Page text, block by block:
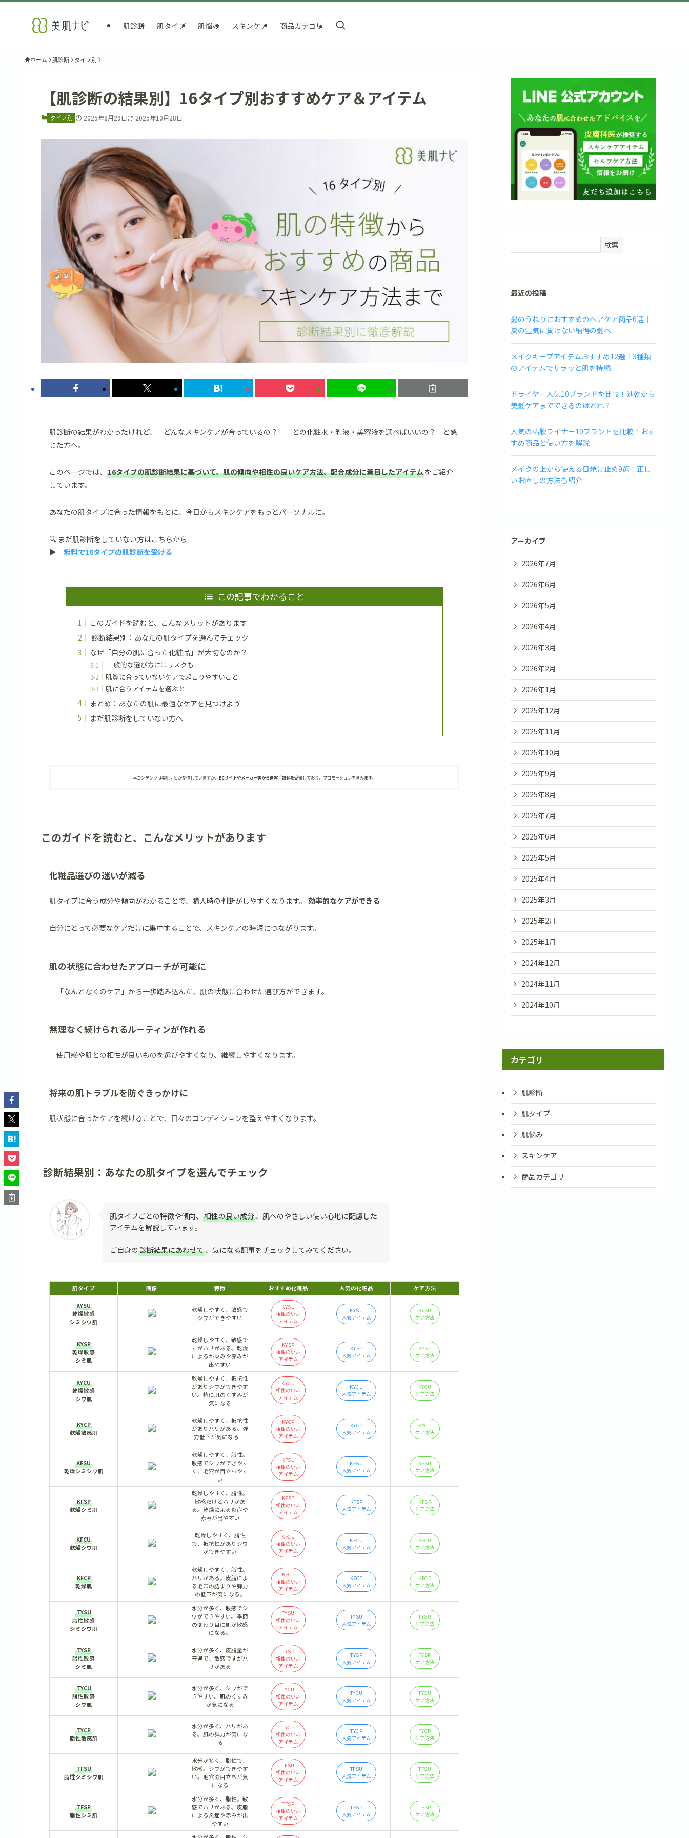
肌診断 肌タイプ 肌悩み スキンケア 商品カテゴリ
ホーム 肌診断 タイプ別
【肌診断の結果別】16タイプ別おすすめケア＆アイテム
タイプ別 2025年8月29日 2025年10月28日
肌診断の結果がわかったけれど、「どんなスキンケアが合っているの？」「どの化粧水・乳液・美容液を選べばいいの？」と感
じた方へ。
このページでは、 16タイプの肌診断結果に基づいて、肌の傾向や相性の良いケア方法、配合成分に着目したアイテムをご紹介
しています。
あなたの肌タイプに合った情報をもとに、今日からスキンケアをもっとパーソナルに。
🔍 まだ肌診断をしていない方はこちらから
▶︎［無料で16タイプの肌診断を受ける］
この記事でわかること
このガイドを読むと、こんなメリットがあります
診断結果別：あなたの肌タイプを選んでチェック
なぜ「自分の肌に合った化粧品」が大切なのか？
一般的な選び方にはリスクも
肌質に合っていないケアで起こりやすいこと
肌に合うアイテムを選ぶと…
まとめ：あなたの肌に最適なケアを見つけよう
まだ肌診断をしていない方へ
本コンテンツは美肌ナビが制作していますが、 ECサイトやメーカー等から送客手数料を受領しており、プロモーションを含みます。
このガイドを読むと、こんなメリットがあります
化粧品選びの迷いが減る
肌タイプに合う成分や傾向がわかることで、購入時の判断がしやすくなります。 効率的なケアができる
自分にとって必要なケアだけに集中することで、スキンケアの時短につながります。
肌の状態に合わせたアプローチが可能に
「なんとなくのケア」から一歩踏み込んだ、肌の状態に合わせた選び方ができます。
無理なく続けられるルーティンが作れる
使用感や肌との相性が良いものを選びやすくなり、継続しやすくなります。
将来の肌トラブルを防ぐきっかけに
肌状態に合ったケアを続けることで、日々のコンディションを整えやすくなります。
診断結果別：あなたの肌タイプを選んでチェック
肌タイプごとの特徴や傾向、 相性の良い成分、肌へのやさしい使い心地に配慮した
アイテムを解説しています。
ご自身の 診断結果にあわせて、気になる記事をチェックしてみてください。
肌タイプ 画像 特徴 おすすめ化粧品 人気の化粧品 ケア方法
KYSU
乾燥敏感
シミシワ肌
乾燥しやすく、敏感で
シワができやすい
KYSU
相性のいい
アイテム
KYSU
人気アイテム
KYSU
ケア方法
KYSP
乾燥敏感
シミ肌
乾燥しやすく、敏感で
すがハリがある。乾燥
によるかゆみや赤みが
出やすい
KYSP
相性のいい
アイテム
KYSP
人気アイテム
KYSP
ケア方法
KYCU
乾燥敏感
シワ肌
乾燥しやすく、抵抗性
がありシワができやす
い。特に肌のくすみが
気になる
KYCU
相性のいい
アイテム
KYCU
人気アイテム
KYCU
ケア方法
KYCP
乾燥敏感肌
乾燥しやすく、抵抗性
がありハリがある。弾
力低下が気になる
KYCP
相性のいい
アイテム
KYCP
人気アイテム
KYCP
ケア方法
KFSU
乾燥シミシワ肌
乾燥しやすく、脂性。
敏感でシワができやす
く、毛穴が目立ちやす
い
KFSU
相性のいい
アイテム
KFSU
人気アイテム
KFSU
ケア方法
KFSP
乾燥シミ肌
乾燥しやすく、脂性。
敏感だけどハリがあ
る。乾燥による炎症や
赤みが出やすい
KFSP
相性のいい
アイテム
KFSP
人気アイテム
KFSP
ケア方法
KFCU
乾燥シワ肌
乾燥しやすく、脂性
で、抵抗性がありシワ
ができやすい
KFCU
相性のいい
アイテム
KFCU
人気アイテム
KFCU
ケア方法
KFCP
乾燥肌
乾燥しやすく、脂性。
ハリがある。皮脂によ
る毛穴の詰まりや弾力
の低下が気になる。
KFCP
相性のいい
アイテム
KFCP
人気アイテム
KFCP
ケア方法
TYSU
脂性敏感
シミシワ肌
水分が多く、敏感でシ
ワができやすい。季節
の変わり目に肌が敏感
になる。
TYSU
相性のいい
アイテム
TYSU
人気アイテム
TYSU
ケア方法
TYSP
脂性敏感
シミ肌
水分が多く、皮脂量が
普通で、敏感ですがハ
リがある
TYSP
相性のいい
アイテム
TYSP
人気アイテム
TYSP
ケア方法
TYCU
脂性敏感
シワ肌
水分が多く、シワがで
きやすい。肌のくすみ
が気になる
TYCU
相性のいい
アイテム
TYCU
人気アイテム
TYCU
ケア方法
TYCP
脂性敏感肌
水分が多く、ハリがあ
る。肌の弾力が気にな
る
TYCP
相性のいい
アイテム
TYCP
人気アイテム
TYCP
ケア方法
TFSU
脂性シミシワ肌
水分が多く、脂性で、
敏感。シワができやす
い。毛穴の目立ちが気
になる
TFSU
相性のいい
アイテム
TFSU
人気アイテム
TFSU
ケア方法
TFSP
脂性シミ肌
水分が多く、脂性。敏
感でハリがある。皮脂
による炎症や赤みが出
やすい
TFSP
相性のいい
アイテム
TFSP
人気アイテム
TFSP
ケア方法
検索
最近の投稿
髪のうねりにおすすめのヘアケア商品6選｜
夏の湿気に負けない納得の髪へ
メイクキープアイテムおすすめ12選！3種類
のアイテムでサラッと肌を持続
ドライヤー人気10ブランドを比較！速乾から
美髪ケアまでできるのはどれ？
人気の粘膜ライナー10ブランドを比較！おす
すめ商品と使い方を解説
メイクの上から使える日焼け止め9選！正し
いお直しの方法も紹介
アーカイブ
2026年7月
2026年6月
2026年5月
2026年4月
2026年3月
2026年2月
2026年1月
2025年12月
2025年11月
2025年10月
2025年9月
2025年8月
2025年7月
2025年6月
2025年5月
2025年4月
2025年3月
2025年2月
2025年1月
2024年12月
2024年11月
2024年10月
カテゴリ
肌診断
肌タイプ
肌悩み
スキンケア
商品カテゴリ